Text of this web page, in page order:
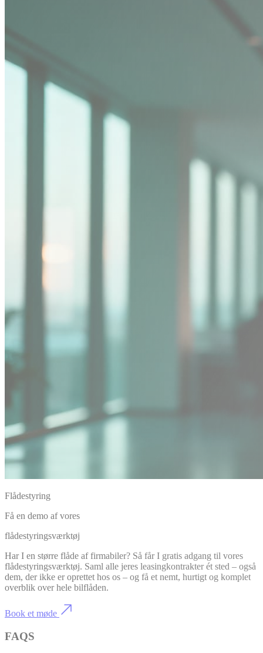
Flådestyring
Få en demo af vores
flådestyringsværktøj
Har I en større flåde af firmabiler? Så får I gratis adgang til vores
flådestyringsværktøj. Saml alle jeres leasingkontrakter ét sted – også
dem, der ikke er oprettet hos os – og få et nemt, hurtigt og komplet
overblik over hele bilflåden.
Book et møde
FAQS